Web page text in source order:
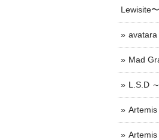
Lewisite〜
avatara
Mad
L.S.D
Artemis